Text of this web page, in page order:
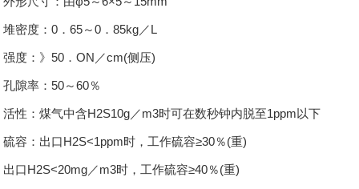
堆密度：0．65～0．85kg／L
强度：》50．ON／cm(侧压)
孔隙率：50～60％
活性：煤气中含H2S10g／m3时可在数秒钟内脱至1ppm以下
硫容：出口H2S<1ppm时，工作硫容≥30％(重)
出口H2S<20mg／m3时，工作硫容≥40％(重)